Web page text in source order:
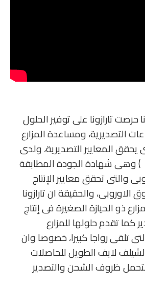
تارازونا على توفير الحلول
التصديرية، ومساعدة المزارع
يحقق المعايير التصديرية، ولدى
تارازونا شهادة (SHC ) وهى شهادة الجودة المطابقة
والتى تحقق معايير الإنتاج
الاوروبى، والحقيقة ان تارازونا
ذو الحيازة الصغيرة فى إنتاج
كما تقدم حلولها للمزارع
تلقى رواجا كبيرا، خصوصا وان
لايف الطويل للحاصلات
لتحمل ظروف الشحن والتصدير